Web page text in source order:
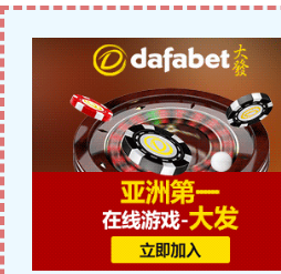
整整17分钟
【EV扑克】没有解说、没有剧本
黄金档？
迈博体育 巴萨中场竞争白热化：
薪邀约引发去留两难
克莱·汤普森去向成谜：独行侠
家，大发体育助力你的致富之路！
维尼修斯飞抵马德里开启续约谈
惑，大发体育助力你的致富之路！
B费续约陷入僵局，加拉塔萨雷
育助力你的致富之路！
【EV扑克】AI模拟百万次后得出
萨拉赫告别利物浦，自由身加盟
大发体育助力你的致富之路！